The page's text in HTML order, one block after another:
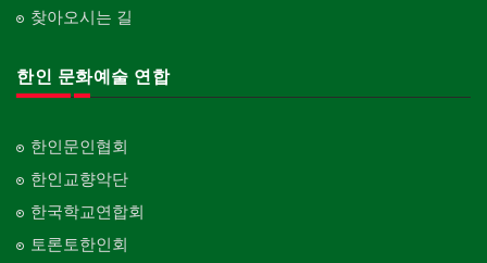
찾아오시는 길
한인 문화예술 연합
한인문인협회
한인교향악단
한국학교연합회
토론토한인회